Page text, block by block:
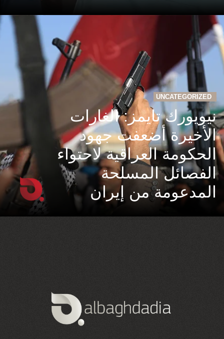
UNCATEGORIZED
نيويورك تايمز: الغارات
الأخيرة أضعفت جهود
الحكومة العراقية لاحتواء
الفصائل المسلحة
المدعومة من إيران